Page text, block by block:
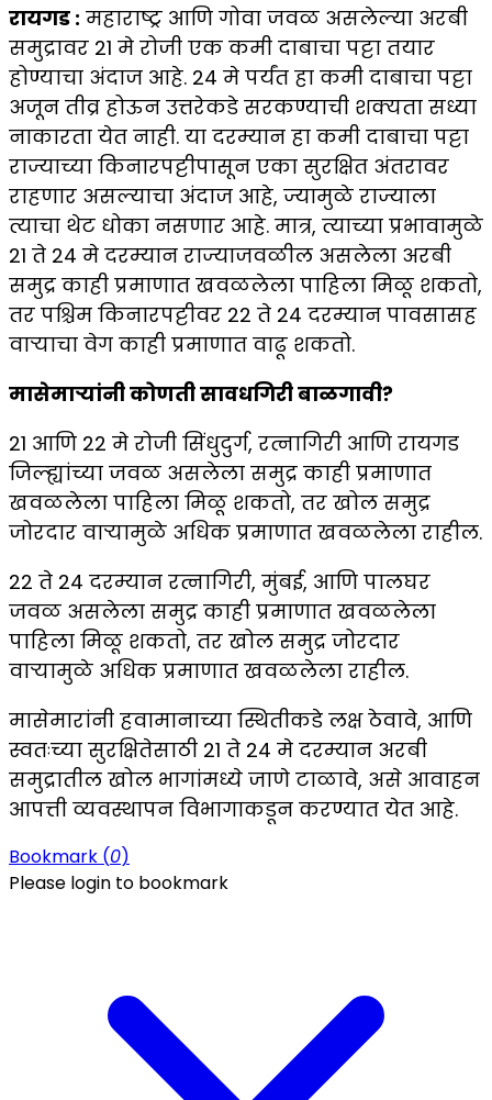
रायगड : महाराष्ट्र आणि गोवा जवळ असलेल्या अरबी
समुद्रावर 21 मे रोजी एक कमी दाबाचा पट्टा तयार
होण्याचा अंदाज आहे. 24 मे पर्यंत हा कमी दाबाचा पट्टा
अजून तीव्र होऊन उत्तरेकडे सरकण्याची शक्यता सध्या
नाकारता येत नाही. या दरम्यान हा कमी दाबाचा पट्टा
राज्याच्या किनारपट्टीपासून एका सुरक्षित अंतरावर
राहणार असल्याचा अंदाज आहे, ज्यामुळे राज्याला
त्याचा थेट धोका नसणार आहे. मात्र, त्याच्या प्रभावामुळे
21 ते 24 मे दरम्यान राज्याजवळील असलेला अरबी
समुद्र काही प्रमाणात खवळलेला पाहिला मिळू शकतो,
तर पश्चिम किनारपट्टीवर 22 ते 24 दरम्यान पावसासह
वाऱ्याचा वेग काही प्रमाणात वाढू शकतो.
मासेमाऱ्यांनी कोणती सावधगिरी बाळगावी?
21 आणि 22 मे रोजी सिंधुदुर्ग, रत्नागिरी आणि रायगड
जिल्ह्यांच्या जवळ असलेला समुद्र काही प्रमाणात
खवळलेला पाहिला मिळू शकतो, तर खोल समुद्र
जोरदार वाऱ्यामुळे अधिक प्रमाणात खवळलेला राहील.
22 ते 24 दरम्यान रत्नागिरी, मुंबई, आणि पालघर
जवळ असलेला समुद्र काही प्रमाणात खवळलेला
पाहिला मिळू शकतो, तर खोल समुद्र जोरदार
वाऱ्यामुळे अधिक प्रमाणात खवळलेला राहील.
मासेमारांनी हवामानाच्या स्थितीकडे लक्ष ठेवावे, आणि
स्वतःच्या सुरक्षितेसाठी 21 ते 24 मे दरम्यान अरबी
समुद्रातील खोल भागांमध्ये जाणे टाळावे, असे आवाहन
आपत्ती व्यवस्थापन विभागाकडून करण्यात येत आहे.
Bookmark (0)
Please login to bookmark